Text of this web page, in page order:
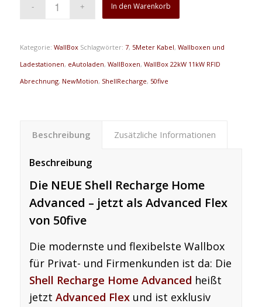
In den Warenkorb
Kategorie: WallBox Schlagwörter: 7, 5Meter Kabel, Wallboxen und
Ladestationen, eAutoladen, WallBoxen, WallBox 22kW 11kW RFID
Abrechnung, NewMotion, ShellRecharge, 50five
Beschreibung Zusätzliche Informationen
Beschreibung
Die NEUE Shell Recharge Home
Advanced – jetzt als Advanced Flex
von 50five
Die modernste und flexibelste Wallbox
für Privat- und Firmenkunden ist da: Die
Shell Recharge Home Advanced heißt
jetzt Advanced Flexund ist exklusiv